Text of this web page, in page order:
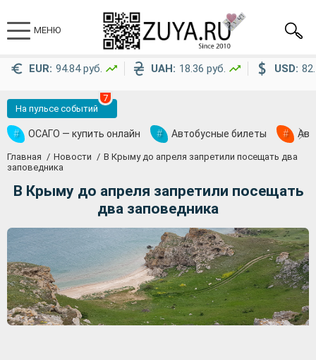
МЕНЮ
EUR: 94.84 руб. UAH: 18.36 руб. USD:
На пульсе событий
7
# ОСАГО — купить онлайн # Автобусные билеты #
Главная Новости
В Крыму до апреля запретили посещать два
заповедника
В Крыму до апреля запретили посещать
два заповедника